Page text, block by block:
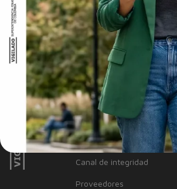
NUESTRO BANCO
Información Corporativa
Información a clientes
Tasas y Tarifas
Reportes de sostenibilidad
Trabaja con Nosotros
Canal de integridad
Proveedores